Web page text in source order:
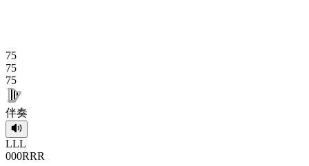
75
75
75
伴奏
LLL
000RRR